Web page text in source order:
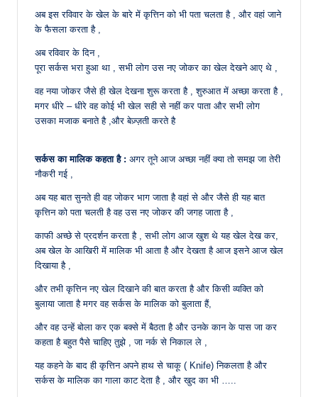
अब इस रविवार के खेल के बारे में कृत्तिन को भी पता चलता है , और वहां जाने
के फैसला करता है ,
अब रविवार के दिन ,
पूरा सर्कस भरा हुआ था , सभी लोग उस नए जोकर का खेल देखने आए थे ,
वह नया जोकर जैसे ही खेल देखना शुरू करता है , शुरुआत में अच्छा करता है ,
मगर धीरे – धीरे वह कोई भी खेल सही से नहीं कर पाता और सभी लोग
उसका मजाक बनाते है ,और बेज़्ज़ती करते है
सर्कस का मालिक कहता है : अगर तूने आज अच्छा नहीं क्या तो समझ जा तेरी
नौकरी गई ,
अब यह बात सुनते ही वह जोकर भाग जाता है वहां से और जैसे ही यह बात
कृत्तिन को पता चलती है वह उस नए जोकर की जगह जाता है ,
काफी अच्छे से प्रदर्शन करता है , सभी लोग आज खुश थे यह खेल देख कर,
अब खेल के आखिरी में मालिक भी आता है और देखता है आज इसने आज खेल
दिखाया है ,
और तभी कृत्तिन नए खेल दिखाने की बात करता है और किसी व्यक्ति को
बुलाया जाता है मगर वह सर्कस के मालिक को बुलाता हैं,
और वह उन्हें बोला कर एक बक्से में बैठता है और उनके कान के पास जा कर
कहता है बहुत पैसे चाहिए तुझे , जा नर्क से निकाल ले ,
यह कहने के बाद ही कृत्तिन अपने हाथ से चाकू ( Knife) निकलता है और
सर्कस के मालिक का गाला काट देता है , और खुद का भी …..